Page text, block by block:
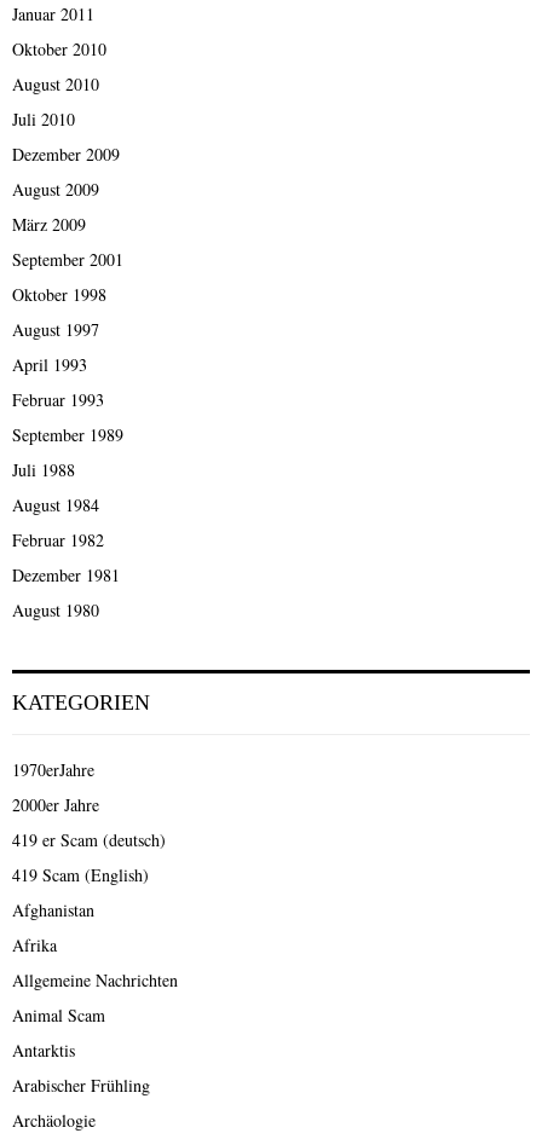
Januar 2011
Oktober 2010
August 2010
Juli 2010
Dezember 2009
August 2009
März 2009
September 2001
Oktober 1998
August 1997
April 1993
Februar 1993
September 1989
Juli 1988
August 1984
Februar 1982
Dezember 1981
August 1980
KATEGORIEN
1970erJahre
2000er Jahre
419 er Scam (deutsch)
419 Scam (English)
Afghanistan
Afrika
Allgemeine Nachrichten
Animal Scam
Antarktis
Arabischer Frühling
Archäologie